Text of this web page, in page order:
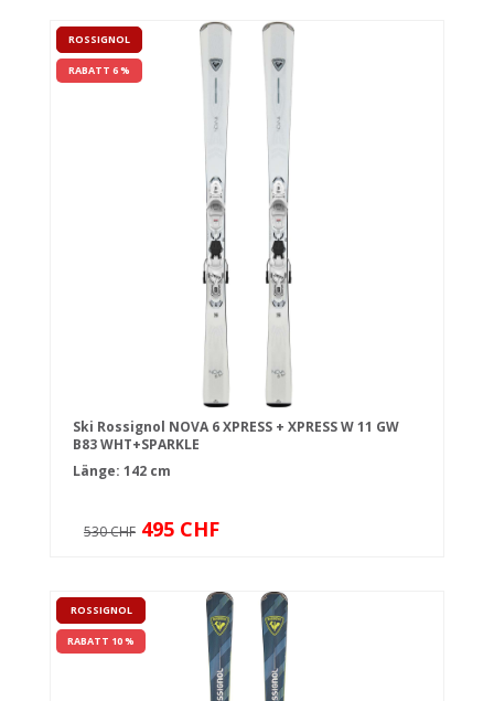
ROSSIGNOL
RABATT 6 %
Ski Rossignol NOVA 6 XPRESS + XPRESS W 11 GW
B83 WHT+SPARKLE
Länge: 142 cm
530 CHF 495 CHF
ROSSIGNOL
RABATT 10 %